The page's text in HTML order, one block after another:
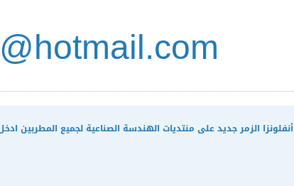
أنفلونزا الزمر جديد على منتديات الهندسة الصناعية لجميع المطربين